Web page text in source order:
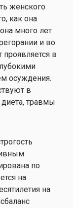
женского
как она
много лет
и во
в
осуждения.
в
диета, травмы
по
на
на